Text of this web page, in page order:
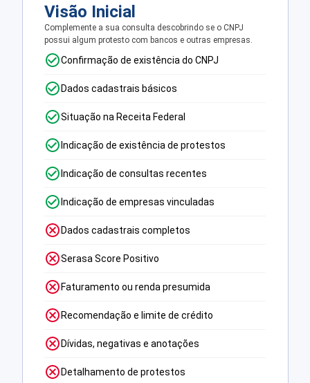
Visão Inicial
Complemente a sua consulta descobrindo se o CNPJ
possui algum protesto com bancos e outras empresas.
Confirmação de existência do CNPJ
Dados cadastrais básicos
Situação na Receita Federal
Indicação de existência de protestos
Indicação de consultas recentes
Indicação de empresas vinculadas
Dados cadastrais completos
Serasa Score Positivo
Faturamento ou renda presumida
Recomendação e limite de crédito
Dívidas, negativas e anotações
Detalhamento de protestos